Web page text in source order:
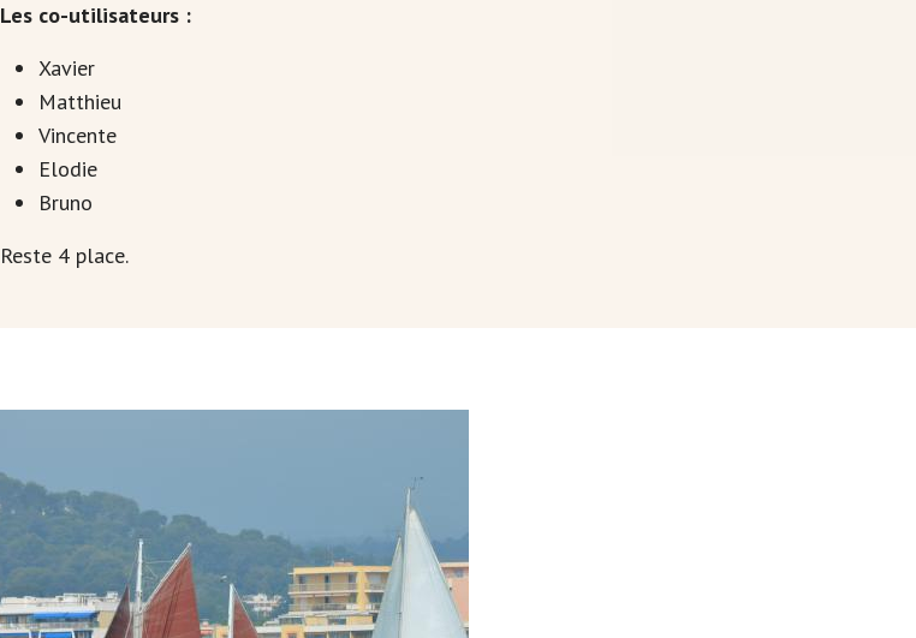
Les co-utilisateurs :
Xavier
Matthieu
Vincente
Elodie
Bruno
Reste 4 place.